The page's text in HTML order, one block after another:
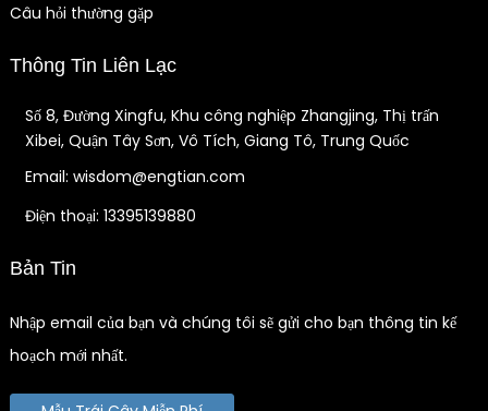
Câu hỏi thường gặp
Thông Tin Liên Lạc
Số 8, Đường Xingfu, Khu công nghiệp Zhangjing, Thị trấn
Xibei, Quận Tây Sơn, Vô Tích, Giang Tô, Trung Quốc
Email: wisdom@engtian.com
Điện thoại: 13395139880
Bản Tin
Nhập email của bạn và chúng tôi sẽ gửi cho bạn thông tin kế
hoạch mới nhất.